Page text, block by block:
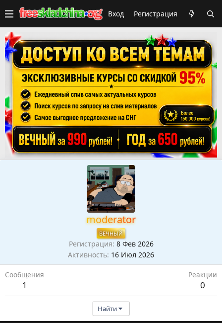
Вход Регистрация
moderator
ВЕЧНЫЙ
Регистрация 8 Фев 2026
Активность 16 Июл 2026
Сообщения
1
Реакции
0
Найти